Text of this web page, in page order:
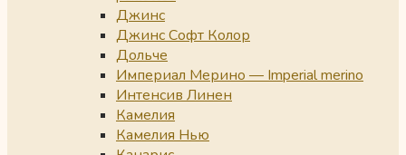
Джинс
Джинс Софт Колор
Дольче
Империал Мерино — Imperial merino
Интенсив Линен
Камелия
Камелия Нью